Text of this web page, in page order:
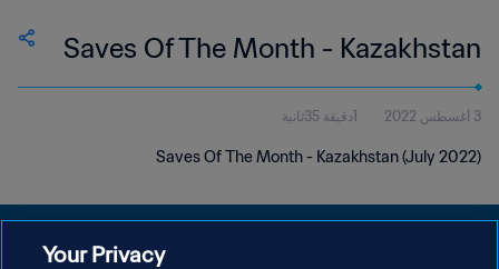
Saves Of The Month - Kazakhstan
3 أغسطس 2022 1دقيقة 35ثانية
Saves Of The Month - Kazakhstan (July 2022)
Your Privacy